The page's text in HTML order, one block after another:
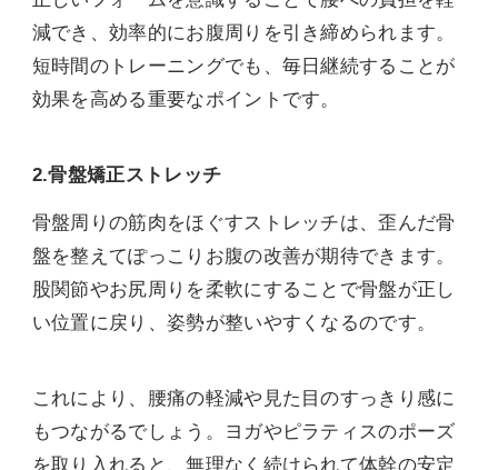
減でき、効率的にお腹周りを引き締められます。
短時間のトレーニングでも、毎日継続することが
効果を高める重要なポイントです。
2.骨盤矯正ストレッチ
骨盤周りの筋肉をほぐすストレッチは、歪んだ骨
盤を整えてぽっこりお腹の改善が期待できます。
股関節やお尻周りを柔軟にすることで骨盤が正し
い位置に戻り、姿勢が整いやすくなるのです。
これにより、腰痛の軽減や見た目のすっきり感に
もつながるでしょう。ヨガやピラティスのポーズ
を取り入れると、無理なく続けられて体幹の安定